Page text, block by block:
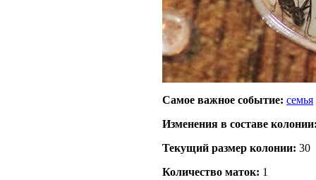
Самое важное событие: семья
Изменения в составе
Текущий размер кoлонии: 30
Количество маток: 1